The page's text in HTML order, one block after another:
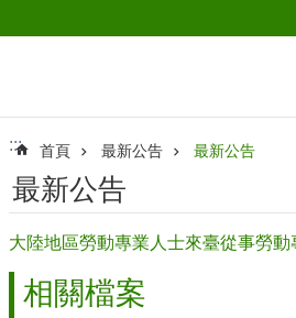
::: 首頁 最新公告 最新公告
最新公告
大陸地區勞動專業人士來臺從事勞
相關檔案